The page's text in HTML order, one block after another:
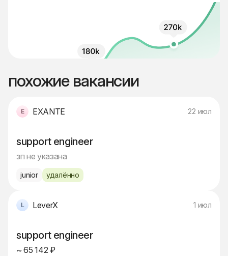
похожие вакансии
EXANTE 22 июл
support engineer
зп не указана
junior удалённо
LeverX 1 июл
support engineer
~ 65 142 ₽